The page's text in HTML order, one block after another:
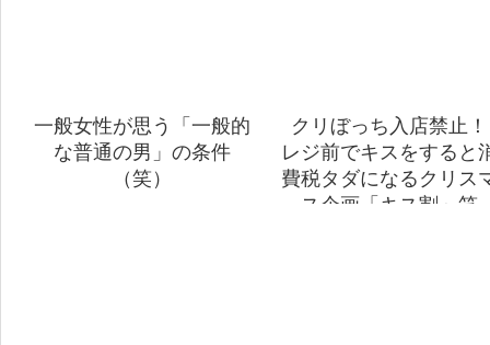
一般女性が思う「一般的
な普通の男」の条件
（笑）
クリぼっち入店禁止！
レジ前でキスをすると
費税タダになるクリス
ス企画「キス割」笑